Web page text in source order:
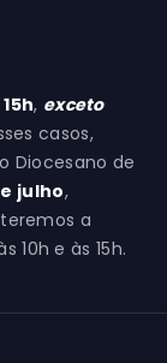
15h, exceto
casos,
Diocesano de
julho,
a
10h e às 15h.